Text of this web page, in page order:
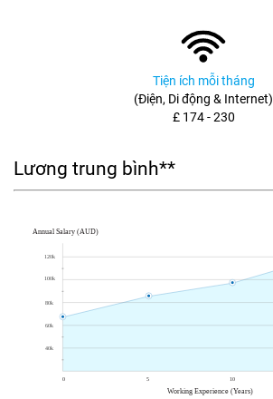
Tiện ích mỗi tháng
(Điện, Di động & Internet)
£ 174 - 230
Lương trung bình**